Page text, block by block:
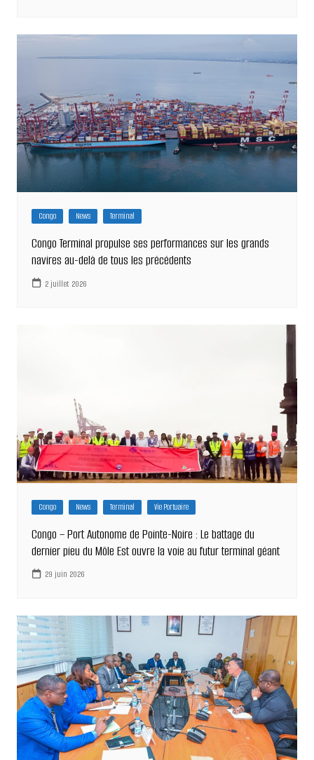
Congo News Terminal
Congo Terminal propulse ses performances sur les grands
navires au-delà de tous les précédents
2 juillet 2026
Congo News Terminal Vie Portuaire
Congo – Port Autonome de Pointe-Noire : Le battage du
dernier pieu du Môle Est ouvre la voie au futur terminal géant
29 juin 2026